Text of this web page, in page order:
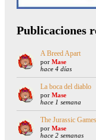
Publicaciones
A Breed Apart
por Mase
hace 4 días
La boca del diablo
por Mase
hace 1 semana
The Jurassic Games
por Mase
hace 2 semanas